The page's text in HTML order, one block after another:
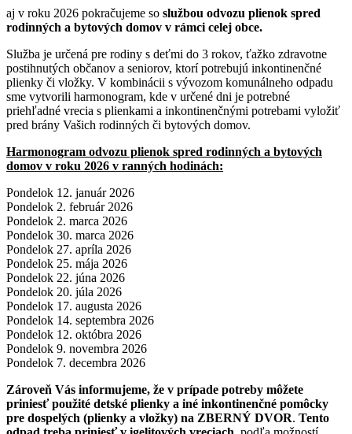
aj v roku 2026 pokračujeme so službou odvozu plienok spred
rodinných a bytových domov v rámci celej obce.
Služba je určená pre rodiny s deťmi do 3 rokov, ťažko zdravotne
postihnutých občanov a seniorov, ktorí potrebujú inkontinenčné
plienky či vložky. V kombinácii s vývozom komunálneho odpadu
sme vytvorili harmonogram, kde v určené dni je potrebné
priehľadné vrecia s plienkami a inkontinenčnými potrebami vyložiť
pred brány Vašich rodinných či bytových domov.
Harmonogram odvozu plienok spred rodinných a bytových
domov v roku 2026 v ranných hodinách:
Pondelok 12. január 2026
Pondelok 2. február 2026
Pondelok 2. marca 2026
Pondelok 30. marca 2026
Pondelok 27. apríla 2026
Pondelok 25. mája 2026
Pondelok 22. júna 2026
Pondelok 20. júla 2026
Pondelok 17. augusta 2026
Pondelok 14. septembra 2026
Pondelok 12. októbra 2026
Pondelok 9. novembra 2026
Pondelok 7. decembra 2026
Zároveň Vás informujeme, že v prípade potreby môžete
priniesť použité detské plienky a iné inkontinenčné pomôcky
pre dospelých (plienky a vložky) na ZBERNÝ DVOR. Tento